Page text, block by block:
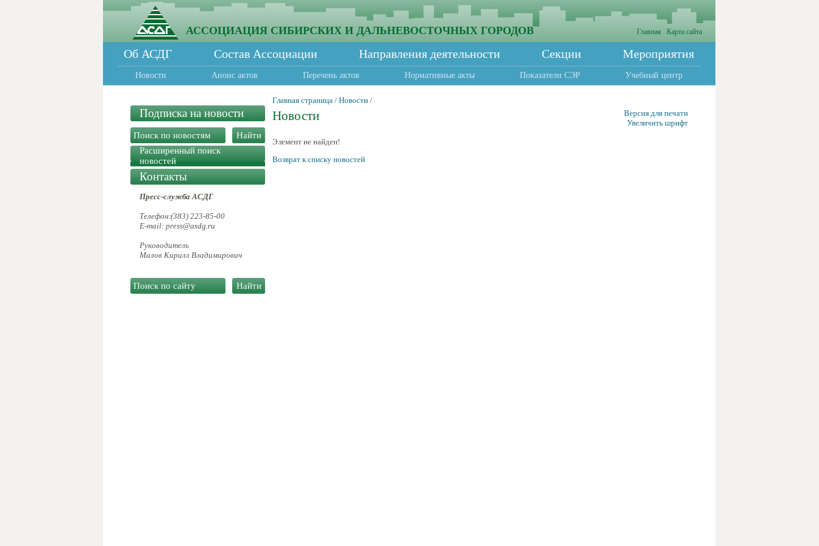
АССОЦИАЦИЯ СИБИРСКИХ И ДАЛЬНЕВОСТОЧНЫХ ГОРОДОВ Главная Карта сайта
Об АСДГ Состав Ассоциации Направления деятельности Секции Мероприятия
Новости Анонс актов Перечень актов Нормативные акты Показатели СЭР Учебный центр
Подписка на новости
Расширенный поиск
новостей
Контакты
Пресс-служба АСДГ
Телефон:(383) 223-85-00
E-mail: press@asdg.ru
Руководитель
Малов Кирилл Владимирович
Главная страница / Новости /
Новости
Версия для печати
Увеличить шрифт
Элемент не найден!
Возврат к списку новостей